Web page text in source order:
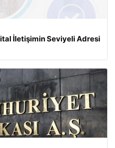
İletişimin Seviyeli Adresi